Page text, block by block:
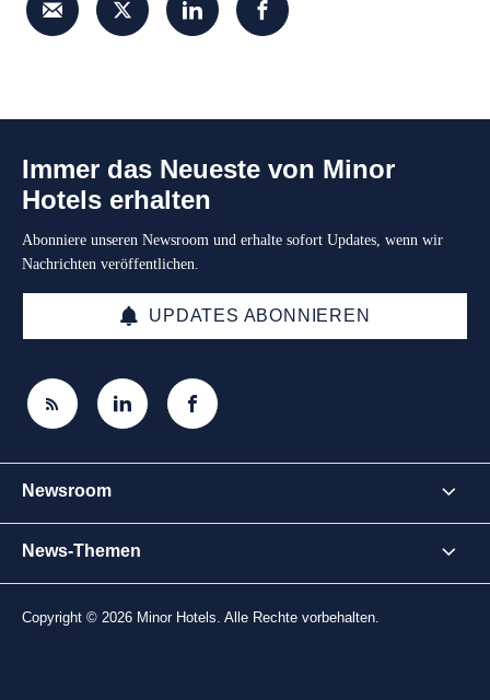
Immer das Neueste von Minor
Hotels erhalten
Abonniere unseren Newsroom und erhalte sofort Updates, wenn wir
Nachrichten veröffentlichen.
UPDATES ABONNIEREN
Newsroom
News-Themen
Copyright © 2026 Minor Hotels. Alle Rechte vorbehalten.